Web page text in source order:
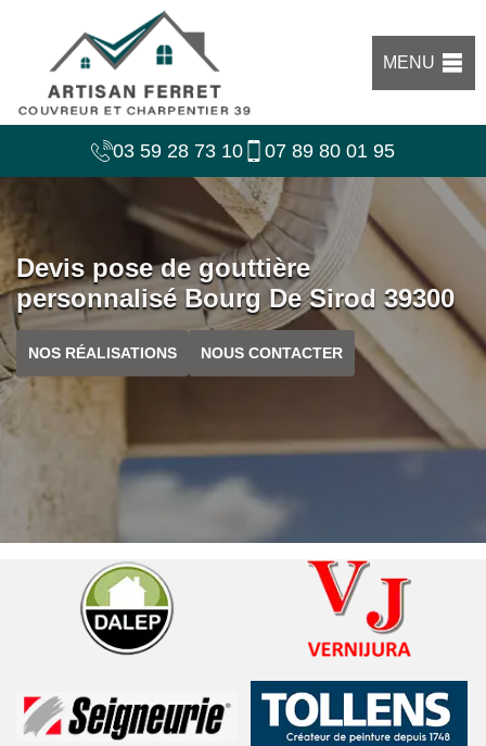
MENU
03 59 28 73 10 07 89 80 01 95
Devis pose de gouttière
personnalisé Bourg De Sirod 39300
NOS RÉALISATIONS NOUS CONTACTER